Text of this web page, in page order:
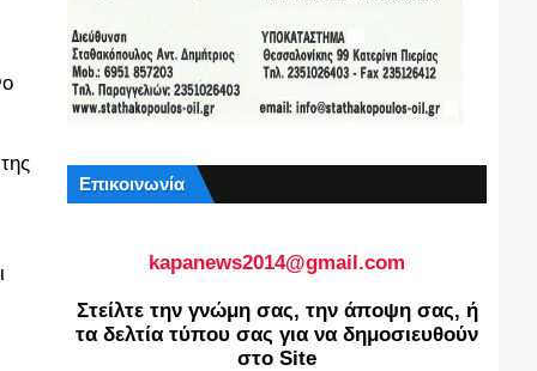
Επικοινωνία
kapanews2014@gmail.com
Στείλτε την γνώμη σας, την άποψη σας, ή
τα δελτία τύπου σας για να δημοσιευθούν
στο Site